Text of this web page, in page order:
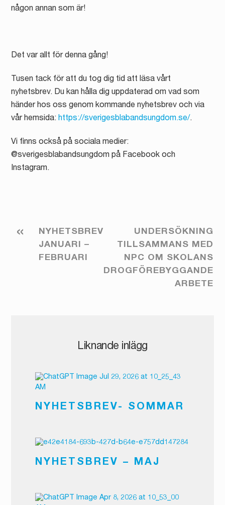
någon annan som är!
Det var allt för denna gång!
Tusen tack för att du tog dig tid att läsa vårt
nyhetsbrev. Du kan hålla dig uppdaterad om vad som
händer hos oss genom kommande nyhetsbrev och via
vår hemsida:https://sverigesblabandsungdom.se/.
Vi finns också på sociala medier:
@sverigesblabandsungdom på Facebook och
Instagram.
«
NYHETSBREV
JANUARI –
FEBRUARI
UNDERSÖKNING
TILLSAMMANS MED
NPC OM SKOLANS
DROGFÖREBYGGANDE
ARBETE
Liknande inlägg
NYHETSBREV- SOMMAR
NYHETSBREV – MAJ